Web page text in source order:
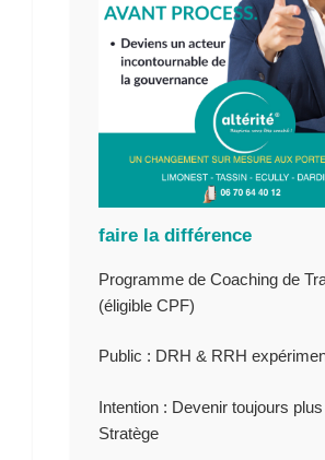
faire la différence
Programme de Coaching de
(éligible CPF)
Public : DRH & RRH
Intention : Devenir toujours
Stratège